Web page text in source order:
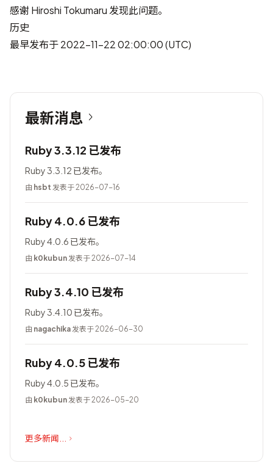
感谢 Hiroshi Tokumaru 发现此问题。
历史
最早发布于 2022-11-22 02:00:00 (UTC)
最新消息
Ruby 3.3.12 已发布
Ruby 3.3.12 已发布。
由 hsbt 发表于 2026-07-16
Ruby 4.0.6 已发布
Ruby 4.0.6 已发布。
由 k0kubun发表于 2026-07-14
Ruby 3.4.10 已发布
Ruby 3.4.10 已发布。
由 nagachika发表于 2026-06-30
Ruby 4.0.5 已发布
Ruby 4.0.5 已发布。
由 k0kubun发表于 2026-05-20
更多新闻...